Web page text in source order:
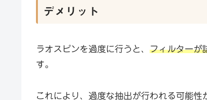
デメリット
ラオスピンを過度に行うと、 フィルターが
す。
これにより、過度な抽出が行われる可能性